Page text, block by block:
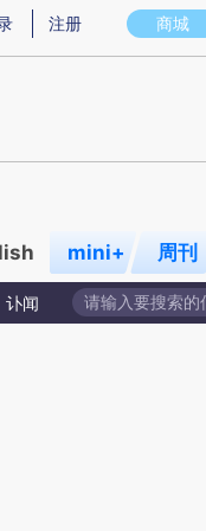
图存在偏差。不代表财新观
商城
注册
mini+ 周刊
讣闻